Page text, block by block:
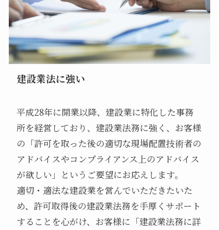
建設業法に強い
平成28年に開業以降、建設業に特化した事務
所を経営しており、建設業法務に強く、お客様
の「許可を取った後の適切な現場配置技術者の
アドバイスやコンプライアンス上のアドバイス
が欲しい」というご要望にお応えします。
適切・適法な建設業を営んでいただきたいた
め、許可取得後の建設業法務を手厚くサポート
することを心がけ、お客様に「建設業法務に詳